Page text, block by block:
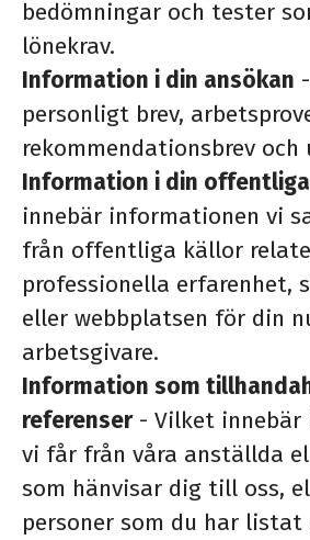
bedömningar och tester
lönekrav.
Information i din ansökan
personligt brev,
rekommendationsbrev
Information i din
innebär informationen vi
från offentliga källor
professionella erfarenhet,
eller webbplatsen för din
arbetsgivare.
Information som
referenser- Vilket innebär
vi får från våra anställda
som hänvisar dig till oss,
personer som du har listat